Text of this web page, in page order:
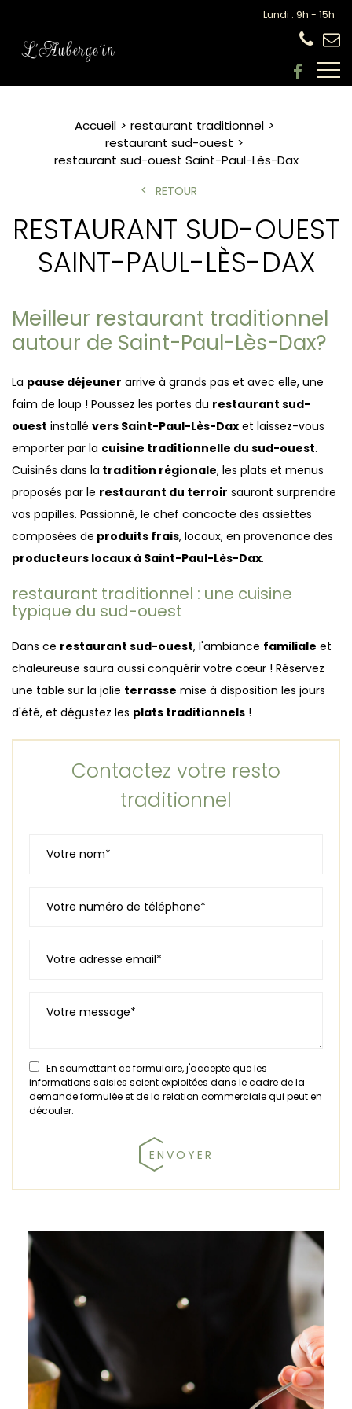
Lundi : 9h - 15h
Accueil
restaurant traditionnel
restaurant sud-ouest
restaurant sud-ouest Saint-Paul-Lès-Dax
RETOUR
RESTAURANT SUD-OUEST
SAINT-PAUL-LÈS-DAX
Meilleur restaurant traditionnel
autour de Saint-Paul-Lès-Dax?
La pause déjeuner arrive à grands pas et avec elle, une
faim de loup ! Poussez les portes du restaurant sud-
ouest installé vers Saint-Paul-Lès-Dax et laissez-vous
emporter par la cuisine traditionnelle du sud-ouest.
Cuisinés dans la tradition régionale, les plats et menus
proposés par le restaurant du terroir sauront surprendre
vos papilles. Passionné, le chef concocte des assiettes
composées de produits frais, locaux, en provenance des
producteurs locaux à Saint-Paul-Lès-Dax.
restaurant traditionnel : une cuisine
typique du sud-ouest
Dans ce restaurant sud-ouest, l'ambiance familiale et
chaleureuse saura aussi conquérir votre cœur ! Réservez
une table sur la jolie terrasse mise à disposition les jours
d'été, et dégustez les plats traditionnels !
Contactez votre resto
traditionnel
En soumettant ce formulaire, j'accepte que les
informations saisies soient exploitées dans le cadre de la
demande formulée et de la relation commerciale qui peut en
découler.